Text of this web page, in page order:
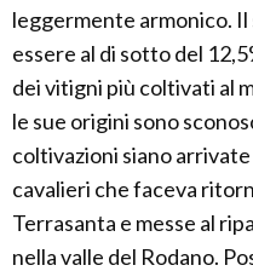
leggermente armonico.
essere al di sotto del
dei vitigni più coltivati al
le sue origini sono
coltivazioni siano
cavalieri che faceva
Terrasanta e messe al
nella valle del Rodano.